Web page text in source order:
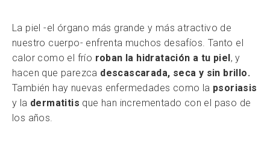
La piel -el órgano más grande y más atractivo de
nuestro cuerpo- enfrenta muchos desafíos. Tanto el
calor como el frío roban la hidratación a tu piel, y
hacen que parezca descascarada, seca y sin brillo.
También hay nuevas enfermedades como la psoriasis
y la dermatitis que han incrementado con el paso de
los años.